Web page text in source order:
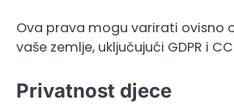
Ova prava mogu varirati ovisno
vaše zemlje, uključujući GDPR i
Privatnost djece